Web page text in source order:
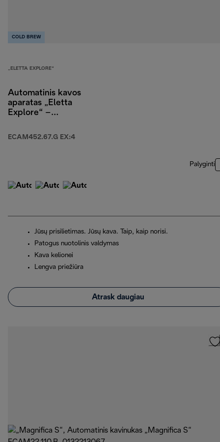
COLD BREW
„ELETTA EXPLORE“
Automatinis kavos
aparatas „Eletta
Explore“ –
ECAM452.67.G EX:4
Palyginti
Jūsų prisilietimas. Jūsų kava. Taip, kaip norisi.
Patogus nuotolinis valdymas
Kava kelionei
Lengva priežiūra
Atrask daugiau